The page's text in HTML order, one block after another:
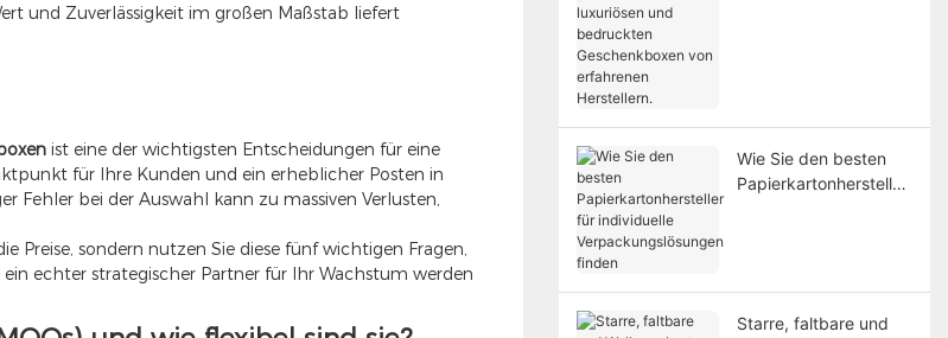
und Zuverlässigkeit im großen Maßstab liefert
ist eine der wichtigsten Entscheidungen für eine
für Ihre Kunden und ein erheblicher Posten in
Fehler bei der Auswahl kann zu massiven Verlusten,
Preise, sondern nutzen Sie diese fünf wichtigen Fragen,
echter strategischer Partner für Ihr Wachstum werden
Wie Sie den besten
Papierkartonhersteller
Starre, faltbare und